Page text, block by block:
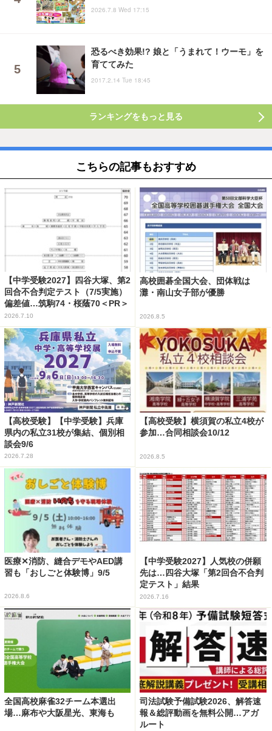
2026.7.8 Wed 17:15
恐るべき効果!? 娘と「うまれて！ウーモ」を
育ててみた
2017.2.14 Tue 18:45
ランキングをもっと見る
こちらの記事もおすすめ
【中学受験2027】四谷大塚、第2
回合不合判定テスト（7/5実施）
偏差値…筑駒74・桜蔭70＜PR＞
2026.7.10
高校囲碁全国大会、団体戦は
灘・南山女子部が優勝
2026.8.5
【高校受験】【中学受験】兵庫
県内の私立31校が集結、個別相
談会9/6
2026.7.28
【高校受験】横須賀の私立4校が
参加…合同相談会10/12
2026.8.5
医療✕消防、縫合デモやAED講
習も「おしごと体験博」9/5
2026.8.6
【中学受験2027】人気校の併願
先は…四谷大塚「第2回合不合判
定テスト」結果
2026.7.16
全国高校麻雀32チーム本選出
場…麻布や大阪星光、東海も
司法試験予備試験2026、解答速
報＆総評動画を無料公開…アガ
ルート